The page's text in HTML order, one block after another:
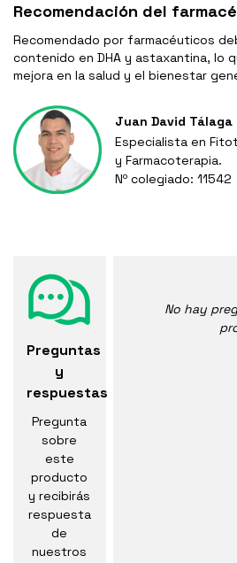
Recomendación del
Recomendado por farmacéuticos
contenido en DHA y astaxantina, lo
mejora en la salud y el bienestar
Juan David Tálaga
Especialista en
y Farmacoterapia.
Nº colegiado: 11542
Preguntas
y
respuestas
Pregunta
sobre
este
producto
y recibirás
respuesta
de
nuestros
No hay